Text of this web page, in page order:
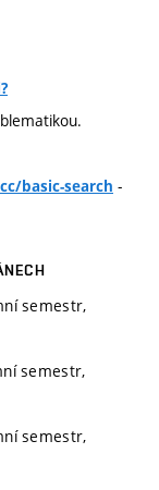
basic-search -
semestr,
semestr,
semestr,